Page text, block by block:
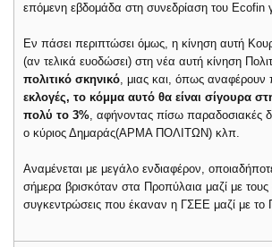
επόμενη εβδομάδα στη συνεδρίαση του Ecofin
Εν πάσει περιπτώσει όμως, η κίνηση αυτή
(αν τελικά ευοδώσει) στη νέα αυτή κίνηση
πολιτικό σκηνικό, μιας και, όπως
εκλογές, το κόμμα αυτό θα είναι σίγουρα
πολύ το 3%, αφήνοντας πίσω παραδοσιακές
ο κύριος Δημαράς(ΑΡΜΑ ΠΟΛΙΤΩΝ) κλπ.
Αναμένεται με μεγάλο ενδιαφέρον,
σήμερα βρισκόταν στα Προπύλαια μαζί με
συγκεντρώσεις που έκαναν η ΓΣΕΕ μαζί με